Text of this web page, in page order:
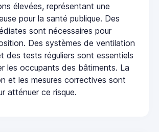
élevées, représentant une
pour la santé publique. Des
sont nécessaires pour
Des systèmes de ventilation
des tests réguliers sont essentiels
les occupants des bâtiments. La
et les mesures correctives sont
atténuer ce risque.